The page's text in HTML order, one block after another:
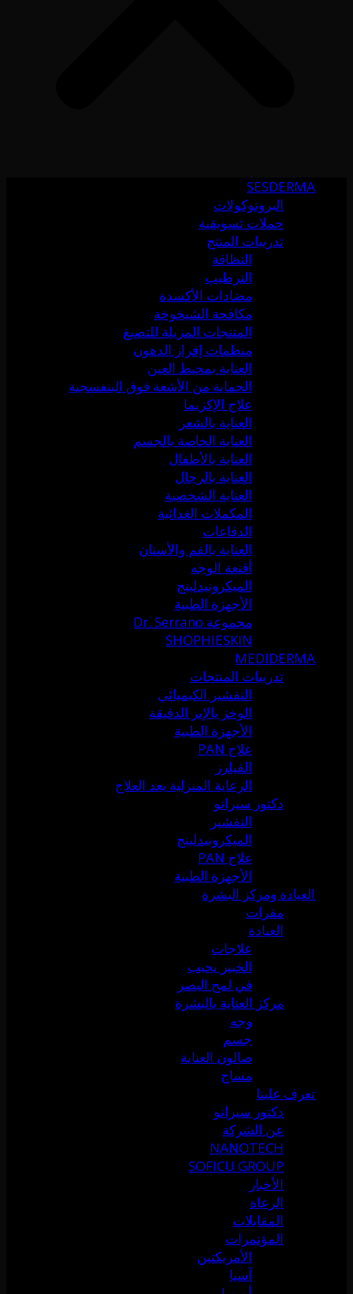
SESDERMA
البروتوكولات
حملات تسويقية
تدريبات المنتج
النظافة
الترطيب
مضادات الأكسدة
مكافحة الشيخوخة
المنتجات المزيلة للتصبغ
منظمات إفراز الدهون
العناية بمحيط العين
الحماية من الأشعة فوق البنفسجية
علاج الإكزيما
العناية بالشعر
العناية الخاصة بالجسم
العناية بالأطفال
العناية بالرجال
العناية الشخصية
المكملات الغذائية
الدفاعات
العناية بالفم والأسنان
أقنعة الوجه
الميكرونيدلينج
الأجهزة الطبية
مجموعة Dr. Serrano
SHOPHIESKIN
MEDIDERMA
تدريبات المنتجات
التقشير الكيميائي
الوخز بالإبر الدقيقة
الأجهزة الطبية
علاج PAN
الفيلرز
الرعاية المنزلية بعد العلاج
دكتور سيرانو
التقشير
الميكرونيدلينج
علاج PAN
الأجهزة الطبية
العيادة ومركز البشرة
مقرات
العيادة
علاجات
الخبير يجيب
في لمح البصر
مركز العناية بالبشرة
وجه
جسم
صالون العناية
مساج
تعرف علينا
دكتور سيرانو
عن الشركة
NANOTECH
SOFICU GROUP
الأخبار
الرعاة
المقابلات
المؤتمرات
الأمريكتين
آسيا